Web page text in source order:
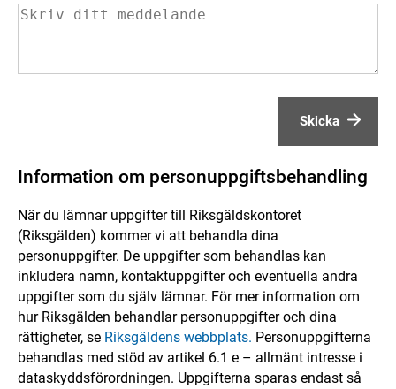
Skicka
Information om personuppgiftsbehandling
När du lämnar uppgifter till Riksgäldskontoret
(Riksgälden) kommer vi att behandla dina
personuppgifter. De uppgifter som behandlas kan
inkludera namn, kontaktuppgifter och eventuella andra
uppgifter som du själv lämnar. För mer information om
hur Riksgälden behandlar personuppgifter och dina
rättigheter, se Riksgäldens webbplats. Personuppgifterna
behandlas med stöd av artikel 6.1 e – allmänt intresse i
dataskyddsförordningen. Uppgifterna sparas endast så